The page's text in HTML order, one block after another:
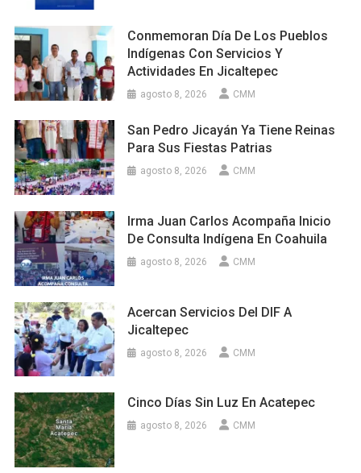
Conmemoran Día De Los Pueblos
Indígenas Con Servicios Y
Actividades En Jicaltepec
agosto 8, 2026 CMM
San Pedro Jicayán Ya Tiene Reinas
Para Sus Fiestas Patrias
agosto 8, 2026 CMM
Irma Juan Carlos Acompaña Inicio
De Consulta Indígena En Coahuila
agosto 8, 2026 CMM
Acercan Servicios Del DIF A
Jicaltepec
agosto 8, 2026 CMM
Cinco Días Sin Luz En Acatepec
agosto 8, 2026 CMM